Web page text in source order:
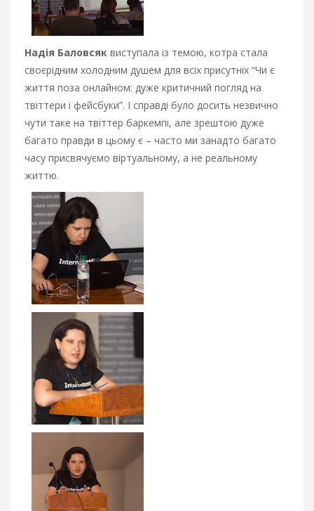
Надія Баловсяк виступала із темою, котра стала
своєрідним холодним душем для всіх присутніх “Чи є
життя поза онлайном: дуже критичний погляд на
твіттери і фейсбуки”. І справді було досить незвично
чути таке на твіттер баркемпі, але зрештою дуже
багато правди в цьому є – часто ми занадто багато
часу присвячуємо віртуальному, а не реальному
життю.